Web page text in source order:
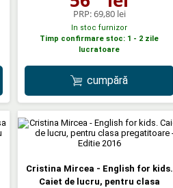
PRP:69,80 lei
In stoc furnizor
Timp confirmare stoc: 1 - 2 zile
lucratoare
cumpără
Cristina Mircea - English for kids.
Caiet de lucru, pentru clasa